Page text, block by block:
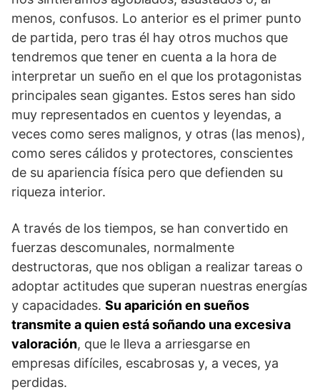
menos, confusos. Lo anterior es el primer punto
de partida, pero tras él hay otros muchos que
tendremos que tener en cuenta a la hora de
interpretar un sueño en el que los protagonistas
principales sean gigantes. Estos seres han sido
muy representados en cuentos y leyendas, a
veces como seres malignos, y otras (las menos),
como seres cálidos y protectores, conscientes
de su apariencia física pero que defienden su
riqueza interior.
A través de los tiempos, se han convertido en
fuerzas descomunales, normalmente
destructoras, que nos obligan a realizar tareas o
adoptar actitudes que superan nuestras energías
y capacidades. Su aparición en sueños
transmite a quien está soñando una excesiva
valoración, que le lleva a arriesgarse en
empresas difíciles, escabrosas y, a veces, ya
perdidas.